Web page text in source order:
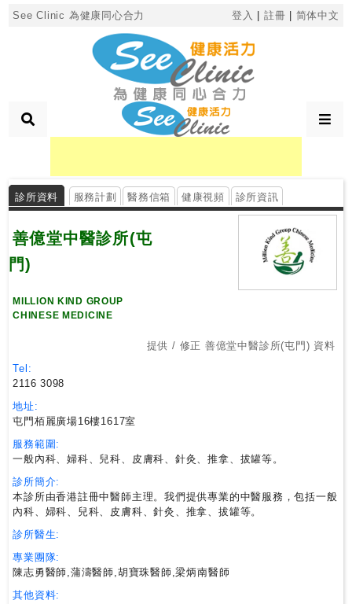
See Clinic 為健康同心合力 登入 註冊 简体中文
診
所
搜
尋
診
所
按
尋
24
小
時
應
診
急
症
室
服
務
×
診所資料 服務計劃 醫務信箱 健康視頻 診所資訊
善億堂中醫診所(屯
門)
MILLION KIND GROUP
CHINESE MEDICINE
提供 / 修正 善億堂中醫診所(屯門) 資料
Tel:
2116 3098
地址:
屯門栢麗廣場16樓1617室
服務範圍:
一般內科、婦科、兒科、皮膚科、針灸、推拿、拔罐等。
診所簡介:
本診所由香港註冊中醫師主理。我們提供專業的中醫服務，包括一般
內科、婦科、兒科、皮膚科、針灸、推拿、拔罐等。
診所醫生:
專業團隊:
陳志勇醫師,蒲濤醫師,胡寶珠醫師,梁炳南醫師
其他資料: